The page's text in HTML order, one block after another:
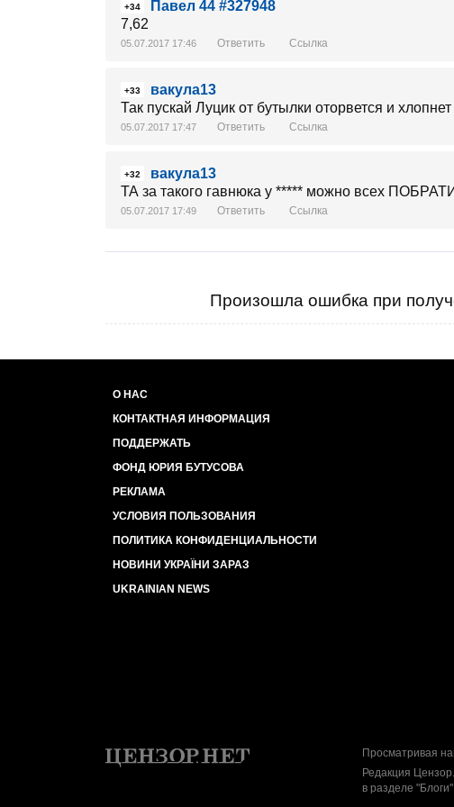
+34
Павел 44 #327948
7,62
05.07.2017 17:46 Ответить Ссылка
+33
вакула13
Так пускай Луцик от бутылки оторвется и
05.07.2017 17:47 Ответить Ссылка
+32
вакула13
ТА за такого гавнюка у ***** можно всех
05.07.2017 17:49 Ответить Ссылка
Произошла ошибка при
О НАС
КОНТАКТНАЯ ИНФОРМАЦИЯ
ПОДДЕРЖАТЬ
ФОНД ЮРИЯ БУТУСОВА
РЕКЛАМА
УСЛОВИЯ ПОЛЬЗОВАНИЯ
ПОЛИТИКА КОНФИДЕНЦИАЛЬНОСТИ
НОВИНИ УКРАЇНИ ЗАРАЗ
UKRAINIAN NEWS
Просматривая
Редакция
в разделе